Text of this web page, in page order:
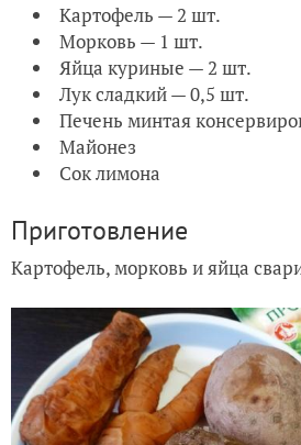
Картофель — 2 шт.
Морковь — 1 шт.
Яйца куриные — 2 шт.
Лук сладкий — 0,5 шт.
Печень минтая
Майонез
Сок лимона
Приготовление
Картофель, морковь и яйца